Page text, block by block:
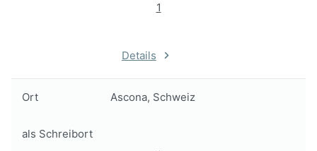
1
Details
Ort Ascona, Schweiz
als Schreibort